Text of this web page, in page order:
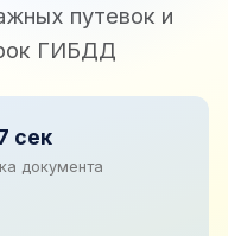
путевок и
ГИБДД
сек
документа